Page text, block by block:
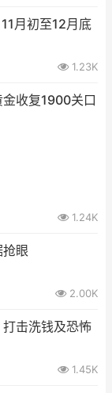
月初至12月底
1.23K
收复1900关口
1.24K
眼
2.00K
击洗钱及恐怖
1.45K